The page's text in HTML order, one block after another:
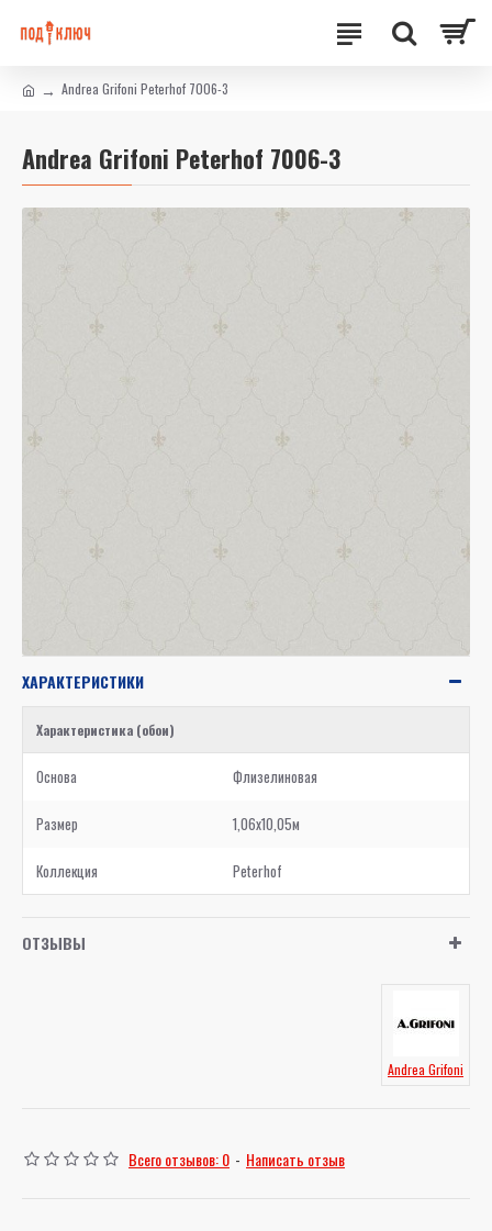
Andrea Grifoni Peterhof 7006-3
Andrea Grifoni Peterhof 7006-3
ХАРАКТЕРИСТИКИ
Характеристика (обои)
Основа Флизелиновая
Размер 1,06x10,05м
Коллекция Peterhof
ОТЗЫВЫ
Andrea Grifoni
Всего отзывов: 0 - Написать отзыв